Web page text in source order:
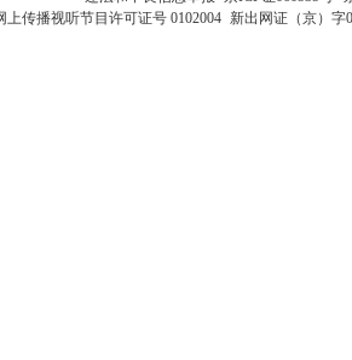
上传播视听节目许可证号 0102004 新出网证（京）